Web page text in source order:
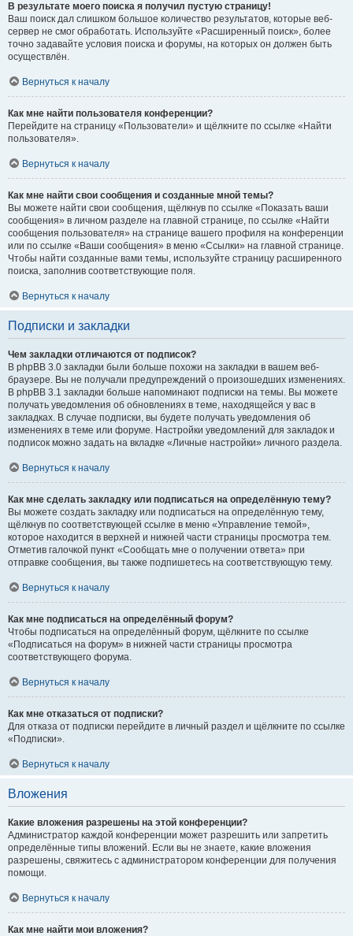
В результате моего поиска я получил пустую страницу!
Ваш поиск дал слишком большое количество результатов, которые веб-
сервер не смог обработать. Используйте «Расширенный поиск», более
точно задавайте условия поиска и форумы, на которых он должен быть
осуществлён.
Вернуться к началу
Как мне найти пользователя конференции?
Перейдите на страницу «Пользователи» и щёлкните по ссылке «Найти
пользователя».
Вернуться к началу
Как мне найти свои сообщения и созданные мной темы?
Вы можете найти свои сообщения, щёлкнув по ссылке «Показать ваши
сообщения» в личном разделе на главной странице, по ссылке «Найти
сообщения пользователя» на странице вашего профиля на конференции
или по ссылке «Ваши сообщения» в меню «Ссылки» на главной странице.
Чтобы найти созданные вами темы, используйте страницу расширенного
поиска, заполнив соответствующие поля.
Вернуться к началу
Подписки и закладки
Чем закладки отличаются от подписок?
В phpBB 3.0 закладки были больше похожи на закладки в вашем веб-
браузере. Вы не получали предупреждений о произошедших изменениях.
В phpBB 3.1 закладки больше напоминают подписки на темы. Вы можете
получать уведомления об обновлениях в теме, находящейся у вас в
закладках. В случае подписки, вы будете получать уведомления об
изменениях в теме или форуме. Настройки уведомлений для закладок и
подписок можно задать на вкладке «Личные настройки» личного раздела.
Вернуться к началу
Как мне сделать закладку или подписаться на определённую тему?
Вы можете создать закладку или подписаться на определённую тему,
щёлкнув по соответствующей ссылке в меню «Управление темой»,
которое находится в верхней и нижней части страницы просмотра тем.
Отметив галочкой пункт «Сообщать мне о получении ответа» при
отправке сообщения, вы также подпишетесь на соответствующую тему.
Вернуться к началу
Как мне подписаться на определённый форум?
Чтобы подписаться на определённый форум, щёлкните по ссылке
«Подписаться на форум» в нижней части страницы просмотра
соответствующего форума.
Вернуться к началу
Как мне отказаться от подписки?
Для отказа от подписки перейдите в личный раздел и щёлкните по ссылке
«Подписки».
Вернуться к началу
Вложения
Какие вложения разрешены на этой конференции?
Администратор каждой конференции может разрешить или запретить
определённые типы вложений. Если вы не знаете, какие вложения
разрешены, свяжитесь с администратором конференции для получения
помощи.
Вернуться к началу
Как мне найти мои вложения?